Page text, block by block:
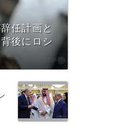
任計画と
後にロシ